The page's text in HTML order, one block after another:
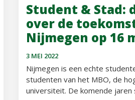
Student & Stad:
over de
Nijmegen op 16
3 MEI 2022
Nijmegen is een echte
studenten van het MBO, de
universiteit. De komende jaren